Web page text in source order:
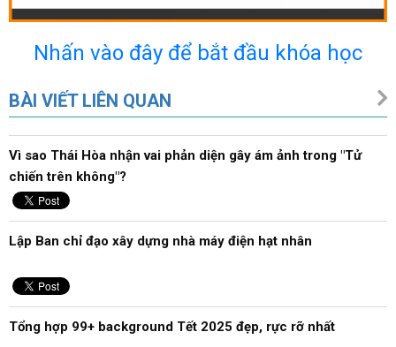
Nhấn vào đây để bắt đầu khóa học
BÀI VIẾT LIÊN QUAN
Vì sao Thái Hòa nhận vai phản diện gây ám ảnh trong "Tử
chiến trên không"?
Lập Ban chỉ đạo xây dựng nhà máy điện hạt nhân
Tổng hợp 99+ background Tết 2025 đẹp, rực rỡ nhất